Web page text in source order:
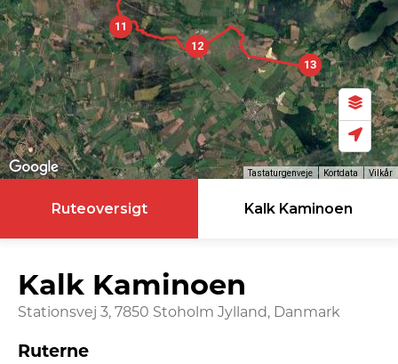
11
12
13
Tastaturgenveje Kortdata Vilkår
Ruteoversigt Kalk Kaminoen
Kalk Kaminoen
Stationsvej 3, 7850 Stoholm Jylland, Danmark
Ruterne